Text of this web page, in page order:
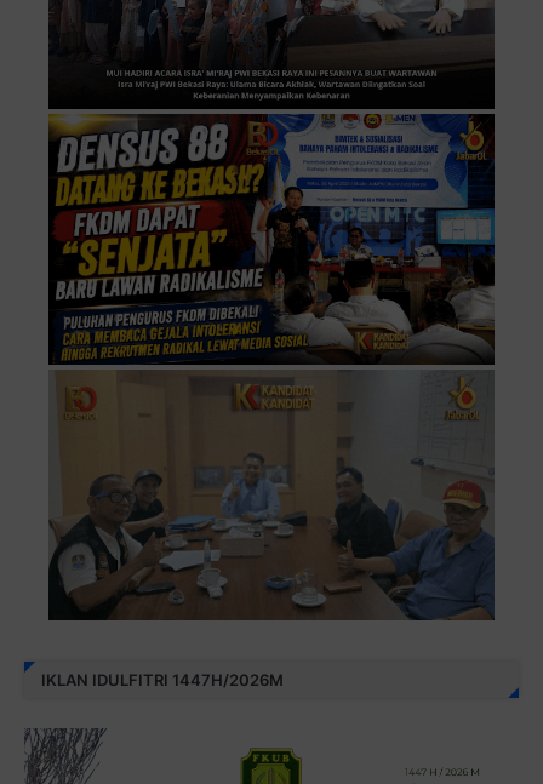
IKLAN IDULFITRI 1447H/2026M